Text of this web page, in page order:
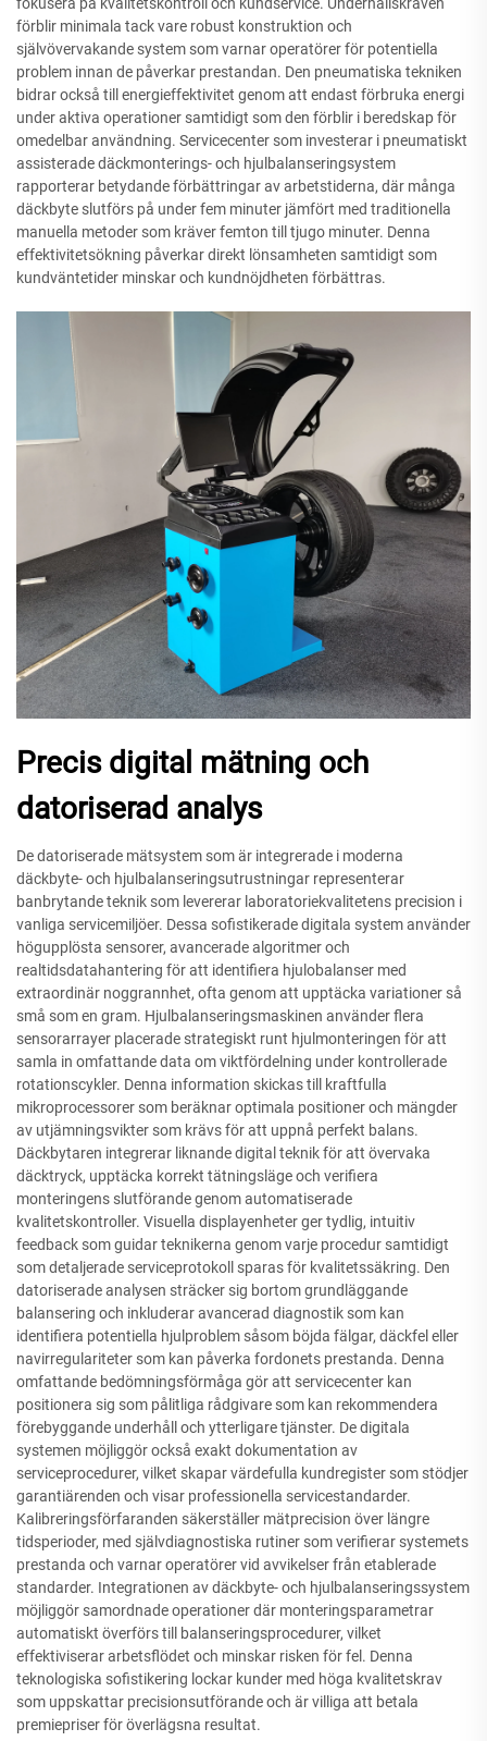
fokusera på kvalitetskontroll och kundservice. Underhållskraven
förblir minimala tack vare robust konstruktion och
självövervakande system som varnar operatörer för potentiella
problem innan de påverkar prestandan. Den pneumatiska tekniken
bidrar också till energieffektivitet genom att endast förbruka energi
under aktiva operationer samtidigt som den förblir i beredskap för
omedelbar användning. Servicecenter som investerar i pneumatiskt
assisterade däckmonterings- och hjulbalanseringsystem
rapporterar betydande förbättringar av arbetstiderna, där många
däckbyte slutförs på under fem minuter jämfört med traditionella
manuella metoder som kräver femton till tjugo minuter. Denna
effektivitetsökning påverkar direkt lönsamheten samtidigt som
kundväntetider minskar och kundnöjdheten förbättras.
Precis digital mätning och
datoriserad analys
De datoriserade mätsystem som är integrerade i moderna
däckbyte- och hjulbalanseringsutrustningar representerar
banbrytande teknik som levererar laboratoriekvalitetens precision i
vanliga servicemiljöer. Dessa sofistikerade digitala system använder
högupplösta sensorer, avancerade algoritmer och
realtidsdatahantering för att identifiera hjulobalanser med
extraordinär noggrannhet, ofta genom att upptäcka variationer så
små som en gram. Hjulbalanseringsmaskinen använder flera
sensorarrayer placerade strategiskt runt hjulmonteringen för att
samla in omfattande data om viktfördelning under kontrollerade
rotationscykler. Denna information skickas till kraftfulla
mikroprocessorer som beräknar optimala positioner och mängder
av utjämningsvikter som krävs för att uppnå perfekt balans.
Däckbytaren integrerar liknande digital teknik för att övervaka
däcktryck, upptäcka korrekt tätningsläge och verifiera
monteringens slutförande genom automatiserade
kvalitetskontroller. Visuella displayenheter ger tydlig, intuitiv
feedback som guidar teknikerna genom varje procedur samtidigt
som detaljerade serviceprotokoll sparas för kvalitetssäkring. Den
datoriserade analysen sträcker sig bortom grundläggande
balansering och inkluderar avancerad diagnostik som kan
identifiera potentiella hjulproblem såsom böjda fälgar, däckfel eller
navirregulariteter som kan påverka fordonets prestanda. Denna
omfattande bedömningsförmåga gör att servicecenter kan
positionera sig som pålitliga rådgivare som kan rekommendera
förebyggande underhåll och ytterligare tjänster. De digitala
systemen möjliggör också exakt dokumentation av
serviceprocedurer, vilket skapar värdefulla kundregister som stödjer
garantiärenden och visar professionella servicestandarder.
Kalibreringsförfaranden säkerställer mätprecision över längre
tidsperioder, med självdiagnostiska rutiner som verifierar systemets
prestanda och varnar operatörer vid avvikelser från etablerade
standarder. Integrationen av däckbyte- och hjulbalanseringssystem
möjliggör samordnade operationer där monteringsparametrar
automatiskt överförs till balanseringsprocedurer, vilket
effektiviserar arbetsflödet och minskar risken för fel. Denna
teknologiska sofistikering lockar kunder med höga kvalitetskrav
som uppskattar precisionsutförande och är villiga att betala
premiepriser för överlägsna resultat.